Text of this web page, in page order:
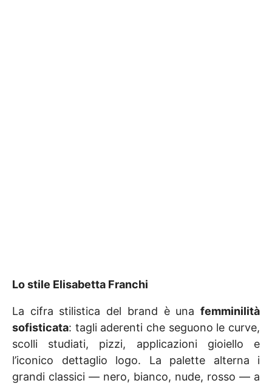
Lo stile Elisabetta Franchi
La cifra stilistica del brand è una femminilità
sofisticata: tagli aderenti che seguono le curve,
scolli studiati, pizzi, applicazioni gioiello e
l’iconico dettaglio logo. La palette alterna i
grandi classici — nero, bianco, nude, rosso — a